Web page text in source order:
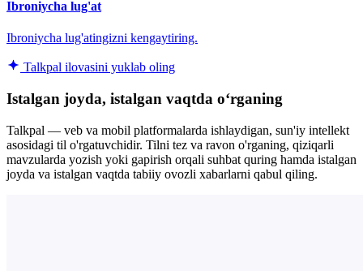
Ibroniycha lug'at
Ibroniycha lug'atingizni kengaytiring.
Talkpal ilovasini yuklab oling
Istalgan joyda, istalgan vaqtda oʻrganing
Talkpal — veb va mobil platformalarda ishlaydigan, sun'iy intellekt
asosidagi til o'rgatuvchidir. Tilni tez va ravon o'rganing, qiziqarli
mavzularda yozish yoki gapirish orqali suhbat quring hamda istalgan
joyda va istalgan vaqtda tabiiy ovozli xabarlarni qabul qiling.